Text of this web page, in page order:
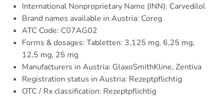
International Nonproprietary Name (INN): Carvedilol
Brand names available in Austria: Coreg
ATC Code: C07AG02
Forms & dosages: Tabletten: 3,125 mg, 6,25 mg,
12,5 mg, 25 mg
Manufacturers in Austria: GlaxoSmithKline, Zentiva
Registration status in Austria: Rezeptpflichtig
OTC / Rx classification: Rezeptpflichtig